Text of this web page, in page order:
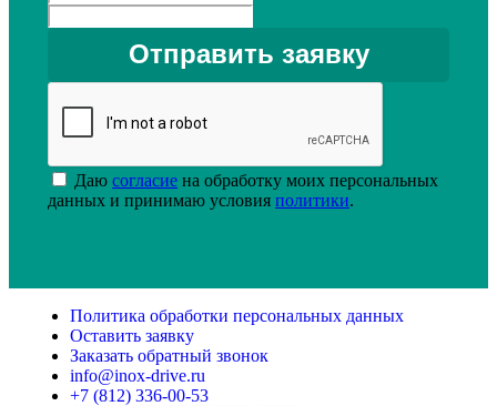
Даю согласие на обработку моих персональных
данных и принимаю условия политики.
Политика обработки персональных данных
Оставить заявку
Заказать обратный звонок
info@inox-drive.ru
+7 (812) 336-00-53